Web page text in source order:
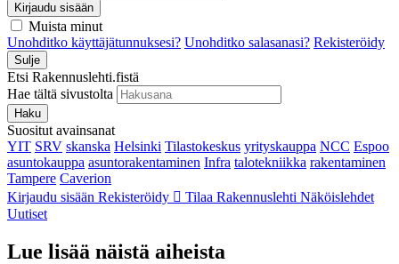
Kirjaudu sisään
Muista minut
Unohditko käyttäjätunnuksesi? Unohditko salasanasi? Rekisteröidy
Sulje
Etsi Rakennuslehti.fistä
Hae tältä sivustolta
Haku
Suositut avainsanat
YIT SRV skanska Helsinki Tilastokeskus yrityskauppa NCC Espoo
asuntokauppa asuntorakentaminen Infra talotekniikka rakentaminen
Tampere Caverion
Kirjaudu sisään Rekisteröidy Tilaa Rakennuslehti Näköislehdet
Uutiset
Lue lisää näistä aiheista